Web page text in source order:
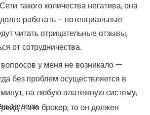
такого количества негатива, она
работать – потенциальные
читать отрицательные отзывы,
от сотрудничества.
у меня не возникало —
без проблем осуществляется в
на любую платежную систему,
недели.
– это брокер, то он должен